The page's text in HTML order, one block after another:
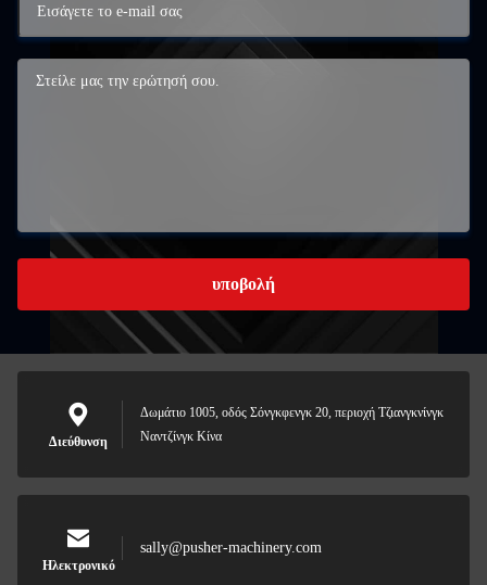
υποβολή
Διεύθυνση
Δωμάτιο 1005, οδός Σόνγκφενγκ 20, περιοχή Τζιανγκνίνγκ
Ναντζίνγκ Κίνα
Ηλεκτρονικό
sally@pusher-machinery.com